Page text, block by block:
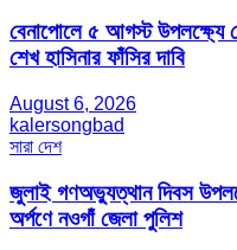
বেনাপোলে ৫ আগস্ট উপলক্ষ্যে
শেখ হাসিনার ফাঁসির দাবি
August 6, 2026
kalersongbad
সারা দেশ
জুলাই গণঅভ্যুত্থান দিবস
অর্পণে নওগাঁ জেলা পুলিশ